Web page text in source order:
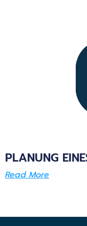
PLANUNG
Read More